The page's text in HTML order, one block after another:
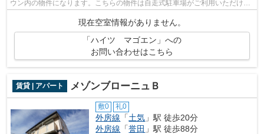
ウン内の物件になります。こちらの物件は自走式駐車場がご利用いただけま
現在空室情報がありません。
「ハイツ マゴエン」への
お問い合わせはこちら
賃貸 | アパート メゾンブローニュＢ
敷0 礼0
外房線 「土気 」駅 徒歩20分
外房線 「誉田 」駅 徒歩88分